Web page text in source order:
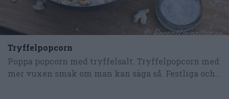
Tryffelpopcorn
Poppa popcorn med tryffelsalt. Tryffelpopcorn med
mer vuxen smak om man kan säga så. Festliga och...